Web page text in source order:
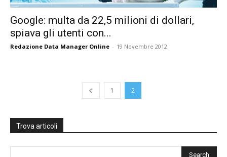
Google: multa da 22,5 milioni di dollari,
spiava gli utenti con...
Redazione Data Manager Online - 19 Novembre 2012
1 2
Trova articoli